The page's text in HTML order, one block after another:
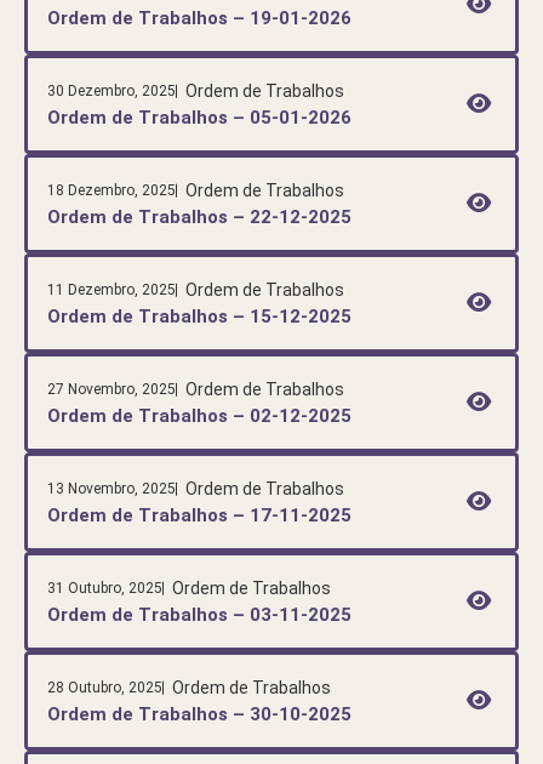
Ordem de Trabalhos – 19-01-2026
30 Dezembro, 2025 Ordem de Trabalhos
Ordem de Trabalhos – 05-01-2026
18 Dezembro, 2025 Ordem de Trabalhos
Ordem de Trabalhos – 22-12-2025
11 Dezembro, 2025 Ordem de Trabalhos
Ordem de Trabalhos – 15-12-2025
27 Novembro, 2025 Ordem de Trabalhos
Ordem de Trabalhos – 02-12-2025
13 Novembro, 2025 Ordem de Trabalhos
Ordem de Trabalhos – 17-11-2025
31 Outubro, 2025 Ordem de Trabalhos
Ordem de Trabalhos – 03-11-2025
28 Outubro, 2025 Ordem de Trabalhos
Ordem de Trabalhos – 30-10-2025